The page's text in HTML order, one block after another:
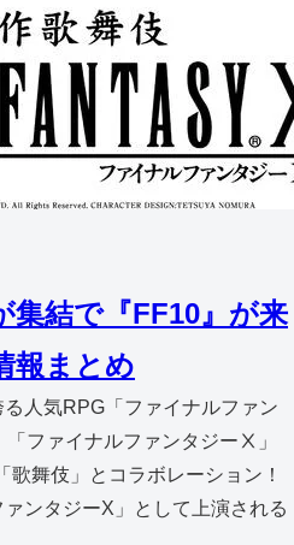
集結で『FF10』が来
報まとめ
人気RPG「ファイナルファン
ファイナルファンタジーⅩ」
歌舞伎」とコラボレーション！
ンタジーX」として上演される